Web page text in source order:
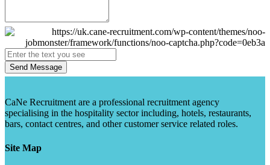
Send Message
CaNe Recruitment are a professional recruitment agency
specialising in the hospitality sector including, hotels, restaurants,
bars, contact centres, and other customer service related roles.
Site Map